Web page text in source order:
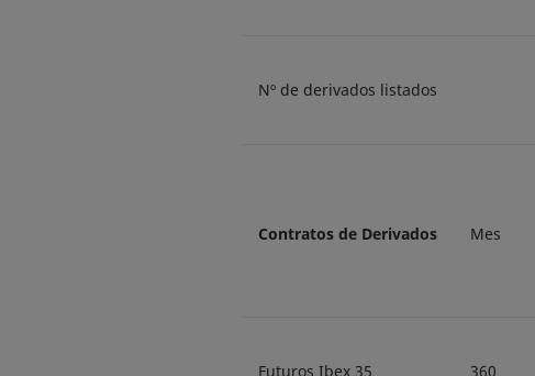
Nº de derivados listados
Contratos de Derivados Mes
Futuros Ibex 35 360